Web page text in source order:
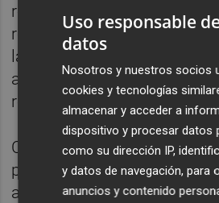
red 5G comercial se
reservada para
la prioridad de las
agentes en situaciones de
red.
Como principal novedad se
primera vez, la
autonómica de
Uso responsable
datos
Nosotros y nuestros socios
cookies y tecnologías
almacenar y acceder a
dispositivo y procesar datos
como su dirección IP,
y datos de navegación, para
anuncios y contenido